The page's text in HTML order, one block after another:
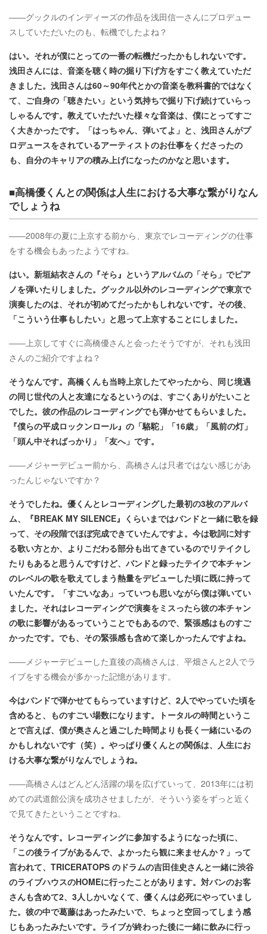
――グックルのインディーズの作品を浅田信一さんにプロデュー
スしていただいたのも、転機でしたよね？
はい。それが僕にとっての一番の転機だったかもしれないです。
浅田さんには、音楽を聴く時の掘り下げ方をすごく教えていただ
きました。浅田さんは60～90年代とかの音楽を教科書的ではなく
て、ご自身の「聴きたい」という気持ちで掘り下げ続けていらっ
しゃるんです。教えていただいた様々な音楽は、僕にとってすご
く大きかったです。「はっちゃん、弾いてよ」と、浅田さんがプ
ロデュースをされているアーティストのお仕事をくださったの
も、自分のキャリアの積み上げになったのかなと思います。
■高橋優くんとの関係は人生における大事な繋がりなん
でしょうね
――2008年の夏に上京する前から、東京でレコーディングの仕事
をする機会もあったようですね。
はい。新垣結衣さんの『そら』というアルバムの「そら」でピア
ノを弾いたりしました。グックル以外のレコーディングで東京で
演奏したのは、それが初めてだったかもしれないです。その後、
「こういう仕事もしたい」と思って上京することにしました。
――上京してすぐに高橋優さんと会ったそうですが、それも浅田
さんのご紹介ですよね？
そうなんです。高橋くんも当時上京したてやったから、同じ境遇
の同じ世代の人と友達になるというのは、すごくありがたいこと
でした。彼の作品のレコーディングでも弾かせてもらいました。
『僕らの平成ロックンロール』の「駱駝」「16歳」「風前の灯」
「頭ん中そればっかり」「友へ」です。
――メジャーデビュー前から、高橋さんは只者ではない感じがあ
ったんじゃないですか？
そうでしたね。優くんとレコーディングした最初の3枚のアルバ
ム、『BREAK MY SILENCE』くらいまではバンドと一緒に歌を録
って、その段階でほぼ完成できていたんですよ。今は歌詞に対す
る歌い方とか、よりこだわる部分も出てきているのでリテイクし
たりもあると思うんですけど、バンドと録ったテイクで本チャン
のレベルの歌を歌えてしまう熱量をデビューした頃に既に持って
いたんです。「すごいなあ」っていつも思いながら僕は弾いてい
ました。それはレコーディングで演奏をミスったら彼の本チャン
の歌に影響があるっていうことでもあるので、緊張感はものすご
かったです。でも、その緊張感も含めて楽しかったんですよね。
――メジャーデビューした直後の高橋さんは、平畑さんと2人でラ
イブをする機会が多かった記憶があります。
今はバンドで弾かせてもらっていますけど、2人でやっていた頃を
含めると、ものすごい場数になります。トータルの時間というこ
とで言えば、僕が奥さんと過ごした時間よりも長く一緒にいるの
かもしれないです（笑）。やっぱり優くんとの関係は、人生にお
ける大事な繋がりなんでしょうね。
――高橋さんはどんどん活躍の場を広げていって、2013年には初
めての武道館公演を成功させましたが、そういう姿をずっと近く
で見てきたということですね。
そうなんです。レコーディングに参加するようになった頃に、
「この後ライブがあるんで、よかったら観に来ませんか？」って
言われて、TRICERATOPS のドラムの吉田佳史さんと一緒に渋谷
のライブハウスのHOMEに行ったことがあります。対バンのお客
さんも含めて2、3人しかいなくて、優くんは必死にやっていまし
た。彼の中で葛藤はあったみたいで、ちょっと空回ってしまう感
じもあったみたいです。ライブが終わった後に一緒に飲みに行っ